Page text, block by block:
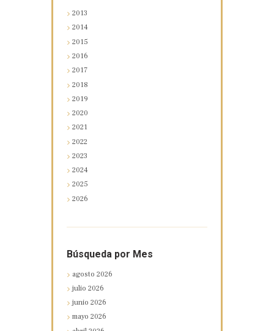
2013
2014
2015
2016
2017
2018
2019
2020
2021
2022
2023
2024
2025
2026
Búsqueda por Mes
agosto2026
julio2026
junio2026
mayo2026